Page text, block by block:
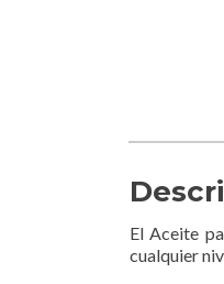
El Aceite
cualquier